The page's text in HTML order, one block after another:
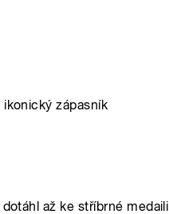
ikonický zápasník
až ke stříbrné medaili